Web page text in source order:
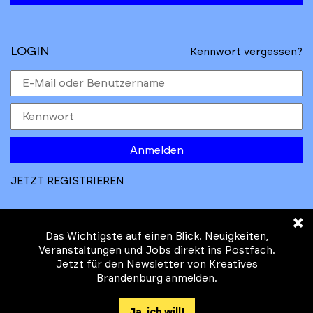
LOGIN Kennwort vergessen?
Anmelden
JETZT REGISTRIEREN
© Kreatives Brandenburg im Auftrag des
Ministeriums für
×
Das Wichtigste auf einen Blick. Neuigkeiten,
Veranstaltungen und Jobs direkt ins Postfach.
Jetzt für den Newsletter von Kreatives
Brandenburg anmelden.